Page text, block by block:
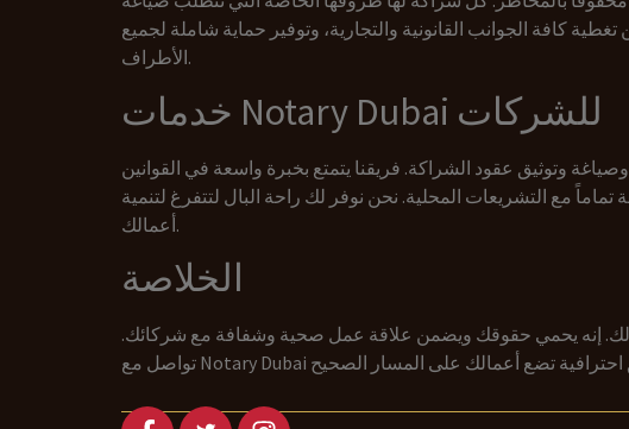
كافة الجوانب القانونية والتجارية، وتوفير حماية شاملة لجميع
الأطراف.
خدمات Notary Dubai للشركات
وتوثيق عقود الشراكة. فريقنا يتمتع بخبرة واسعة في القوانين
مع التشريعات المحلية. نحن نوفر لك راحة البال لتتفرغ لتنمية
أعمالك.
الخلاصة
إنه يحمي حقوقك ويضمن علاقة عمل صحية وشفافة مع شركائك.